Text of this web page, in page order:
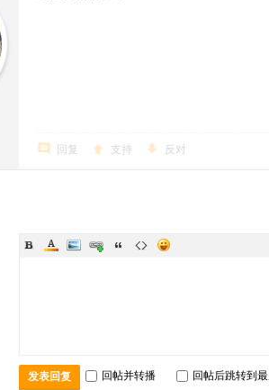
回复 支持 反对
发表回复 回帖并转播 回帖后跳转到